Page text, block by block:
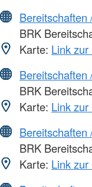
Bereitschaften
BRK
Karte: Link
Bereitschaften
BRK
Karte: Link
Bereitschaften
BRK
Karte: Link